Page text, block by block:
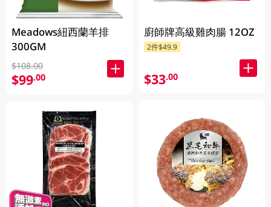
Meadows紐西蘭羊排
300GM
$108.00
$99.00
廚師牌高級雞肉腸 12OZ
2件$49.9
$33.00